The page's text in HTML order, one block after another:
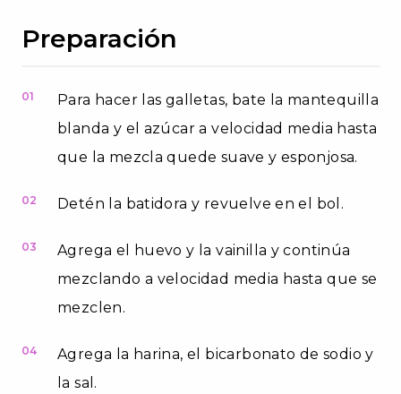
Preparación
01
Para hacer las galletas, bate la mantequilla
blanda y el azúcar a velocidad media hasta
que la mezcla quede suave y esponjosa.
02 Detén la batidora y revuelve en el bol.
03
Agrega el huevo y la vainilla y continúa
mezclando a velocidad media hasta que se
mezclen.
04
Agrega la harina, el bicarbonato de sodio y
la sal.